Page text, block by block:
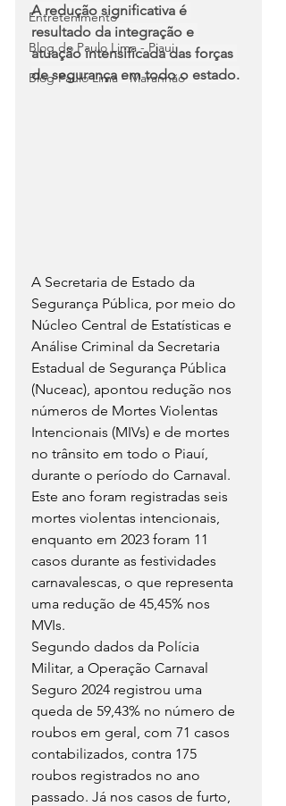
Entretenimento
Blog do Paulo Lima - Piaui
Blog Paulo Lima - Maranhão
A redução significativa é
resultado da integração e
atuação intensificada das forças
de segurança em todo o estado.
A Secretaria de Estado da
Segurança Pública, por meio do
Núcleo Central de Estatísticas e
Análise Criminal da Secretaria
Estadual de Segurança Pública
(Nuceac), apontou redução nos
números de Mortes Violentas
Intencionais (MIVs) e de mortes
no trânsito em todo o Piauí,
durante o período do Carnaval.
Este ano foram registradas seis
mortes violentas intencionais,
enquanto em 2023 foram 11
casos durante as festividades
carnavalescas, o que representa
uma redução de 45,45% nos
MVIs.
Segundo dados da Polícia
Militar, a Operação Carnaval
Seguro 2024 registrou uma
queda de 59,43% no número de
roubos em geral, com 71 casos
contabilizados, contra 175
roubos registrados no ano
passado. Já nos casos de furto,